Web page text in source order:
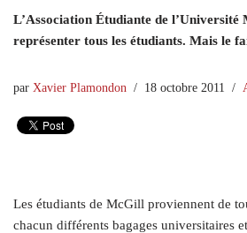
L’Association Étudiante de l’Université
représenter tous les étudiants. Mais le
par Xavier Plamondon 18 octobre 2011
Les étudiants de McGill proviennent de
chacun différents bagages universitaires